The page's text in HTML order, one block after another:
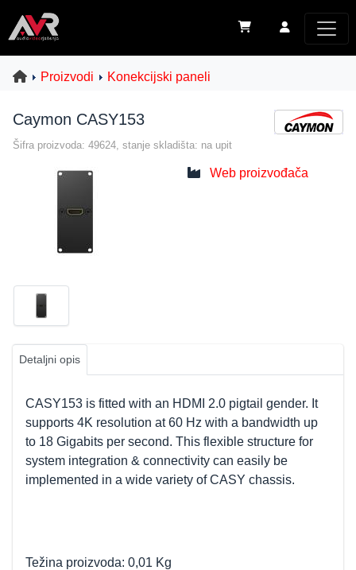
Proizvodi Konekcijski paneli
Caymon CASY153
Šifra proizvoda: 49624, stanje skladišta: na upit
Web proizvođača
Detaljni opis
CASY153 is fitted with an HDMI 2.0 pigtail gender. It
supports 4K resolution at 60 Hz with a bandwidth up
to 18 Gigabits per second. This flexible structure for
system integration & connectivity can easily be
implemented in a wide variety of CASY chassis.
Težina proizvoda: 0,01 Kg